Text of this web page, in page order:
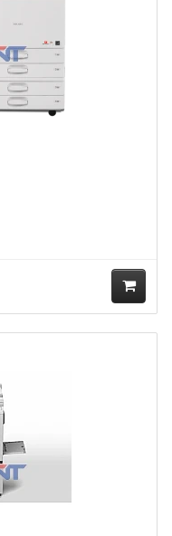
Kiểu máy: Digital,
50.000 - 100.000- Hệ